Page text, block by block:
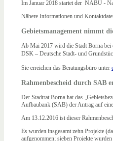
Im Januar 2018 startet der NABU -
Nähere Informationen und
Gebietsmanagement nimmt
Ab Mai 2017 wird die Stadt Borna bei
DSK – Deutsche Stadt- und
Sie erreichen das Beratungsbüro unter
Rahmenbescheid durch SAB
Der Stadtrat Borna hat das
Aufbaubank (SAB) der Antrag auf
Am 13.12.2016 ist dieser
Es wurden insgesamt zehn Projekte
aufgenommen; sieben Projekte